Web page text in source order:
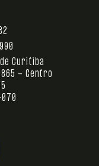
Curitiba
- Centro